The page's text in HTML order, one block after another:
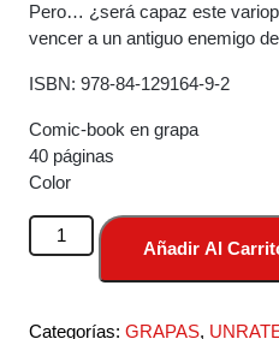
Pero… ¿será capaz este
vencer a un antiguo enemigo
ISBN: 978-84-129164-9-2
Comic-book en grapa
40 páginas
Color
Roderick
Díaz
#2
Añadir Al
Categorías: GRAPAS,